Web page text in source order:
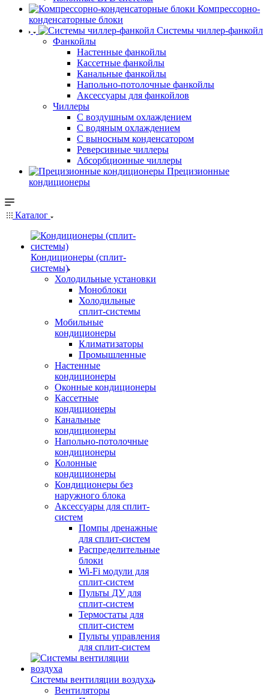
Компрессорно-
конденсаторные блоки
Системы чиллер-фанкойл
Фанкойлы
Настенные фанкойлы
Кассетные фанкойлы
Канальные фанкойлы
Напольно-потолочные фанкойлы
Аксессуары для фанкойлов
Чиллеры
С воздушным охлаждением
С водяным охлаждением
С выносным конденсатором
Реверсивные чиллеры
Абсорбционные чиллеры
Прецизионные
кондиционеры
Каталог
Кондиционеры (сплит-
системы)
Холодильные установки
Моноблоки
Холодильные
сплит-системы
Мобильные
кондиционеры
Климатизаторы
Промышленные
Настенные
кондиционеры
Оконные кондиционеры
Кассетные
кондиционеры
Канальные
кондиционеры
Напольно-потолочные
кондиционеры
Колонные
кондиционеры
Кондиционеры без
наружного блока
Аксессуары для сплит-
систем
Помпы дренажные
для сплит-систем
Распределительные
блоки
Wi-Fi модули для
сплит-систем
Пульты ДУ для
сплит-систем
Термостаты для
сплит-систем
Пульты управления
для сплит-систем
Системы вентиляции воздуха
Вентиляторы